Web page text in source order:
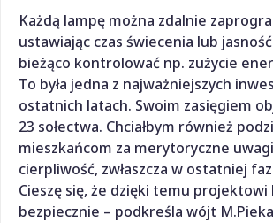
Każdą lampę można zdalnie
ustawiając czas świecenia lub
bieżąco kontrolować np. zużycie
To była jedna z najważniejszych
ostatnich latach. Swoim zasięgiem
23 sołectwa. Chciałbym również
mieszkańcom za merytoryczne
cierpliwość, zwłaszcza w ostatniej
Cieszę się, że dzięki temu projektowi
bezpiecznie – podkreśla wójt